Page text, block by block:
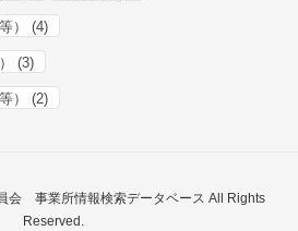
） (4)
(3)
） (2)
会 事業所情報検索データベース All Rights
Reserved.